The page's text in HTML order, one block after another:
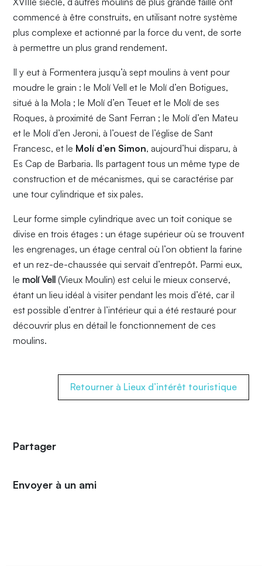
commencé à être construits, en utilisant notre système
plus complexe et actionné par la force du vent, de sorte
à permettre un plus grand rendement.
Il y eut à Formentera jusqu’à sept moulins à vent pour
moudre le grain : le Molí Vell et le Molí d’en Botigues,
situé à la Mola ; le Molí d’en Teuet et le Molí de ses
Roques, à proximité de Sant Ferran ; le Molí d’en Mateu
et le Molí d’en Jeroni, à l’ouest de l’église de Sant
Francesc, et le Molí d’en Simon, aujourd’hui disparu, à
Es Cap de Barbaria. Ils partagent tous un même type de
construction et de mécanismes, qui se caractérise par
une tour cylindrique et six pales.
Leur forme simple cylindrique avec un toit conique se
divise en trois étages : un étage supérieur où se trouvent
les engrenages, un étage central où l’on obtient la farine
et un rez-de-chaussée qui servait d’entrepôt. Parmi eux,
lemolí Vell (Vieux Moulin) est celui le mieux conservé,
étant un lieu idéal à visiter pendant les mois d’été, car il
est possible d’entrer à l’intérieur qui a été restauré pour
découvrir plus en détail le fonctionnement de ces
moulins.
Retourner à Lieux d’intérêt touristique
Partager
Envoyer à un ami